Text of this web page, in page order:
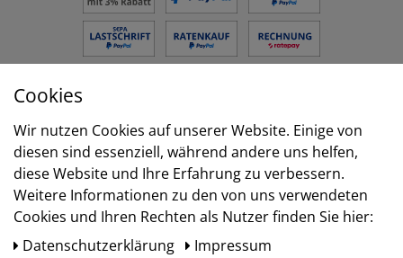
Versand
Cookies
Wir nutzen Cookies auf unserer Website. Einige von
diesen sind essenziell, während andere uns helfen,
diese Website und Ihre Erfahrung zu verbessern.
Weitere Informationen zu den von uns verwendeten
Cookies und Ihren Rechten als Nutzer finden Sie hier:
Daten­schutz­erklärung
Impressum